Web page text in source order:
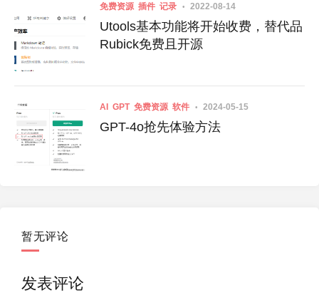
免费资源 插件 记录 2022-08-14
Utools基本功能将开始收费，替代品
Rubick免费且开源
AI GPT 免费资源 软件 2024-05-15
GPT-4o抢先体验方法
暂无评论
发表评论